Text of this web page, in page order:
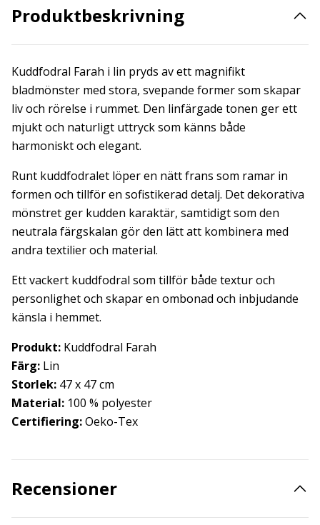
Produktbeskrivning
Kuddfodral Farah i lin pryds av ett magnifikt
bladmönster med stora, svepande former som skapar
liv och rörelse i rummet. Den linfärgade tonen ger ett
mjukt och naturligt uttryck som känns både
harmoniskt och elegant.
Runt kuddfodralet löper en nätt frans som ramar in
formen och tillför en sofistikerad detalj. Det dekorativa
mönstret ger kudden karaktär, samtidigt som den
neutrala färgskalan gör den lätt att kombinera med
andra textilier och material.
Ett vackert kuddfodral som tillför både textur och
personlighet och skapar en ombonad och inbjudande
känsla i hemmet.
Produkt: Kuddfodral Farah
Färg: Lin
Storlek: 47 x 47 cm
Material: 100 % polyester
Certifiering:Oeko-Tex
Recensioner